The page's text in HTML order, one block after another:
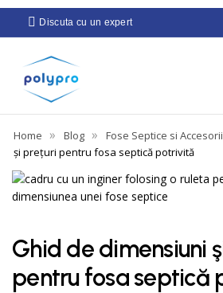
Discuta cu un expert
Home » Blog » Fose Septice si Accesorii
şi preţuri pentru fosa septică potrivită
Ghid de dimensiuni
pentru fosa septică